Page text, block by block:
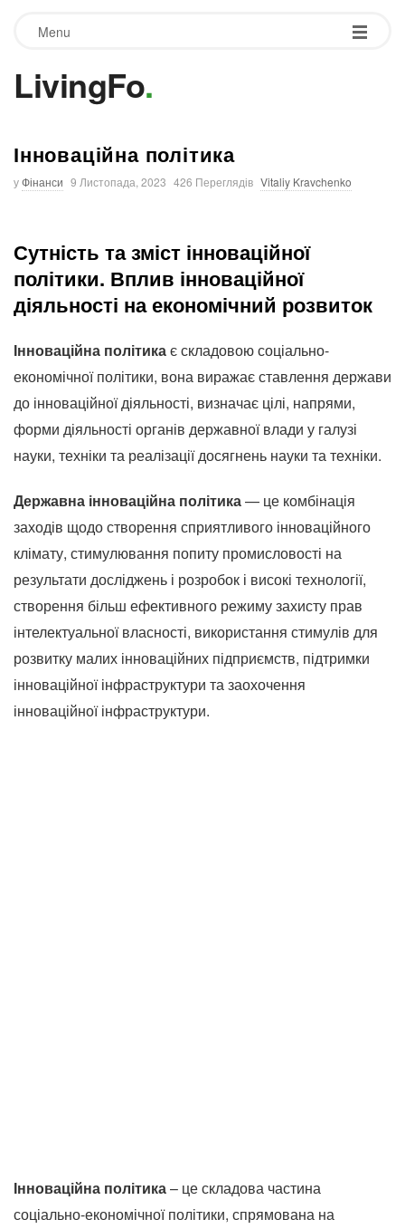
Menu
LivingFo.
Інноваційна політика
уФінанси 9 Листопада, 2023 426 Переглядів Vitaliy Kravchenko
Сутність та зміст інноваційної
політики. Вплив інноваційної
діяльності на економічний розвиток
Інноваційна політикає складовою соціально-
економічної політики, вона виражає ставлення держави
до інноваційної діяльності, визначає цілі, напрями,
форми діяльності органів державної влади у галузі
науки, техніки та реалізації досягнень науки та техніки.
Державна інноваційна політика— це комбінація
заходів щодо створення сприятливого інноваційного
клімату, стимулювання попиту промисловості на
результати досліджень і розробок і високі технології,
створення більш ефективного режиму захисту прав
інтелектуальної власності, використання стимулів для
розвитку малих інноваційних підприємств, підтримки
інноваційної інфраструктури та заохочення
інноваційної інфраструктури.
Інноваційна політика– це складова частина
соціально-економічної політики, спрямована на